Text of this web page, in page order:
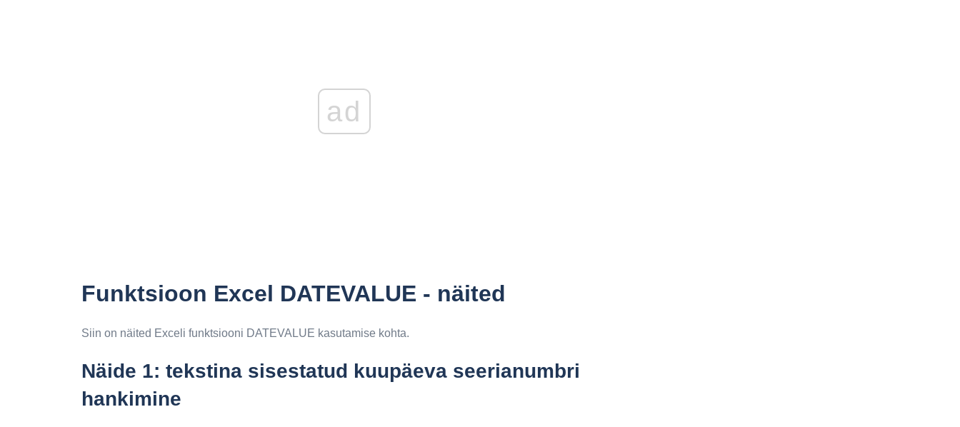
ad
Funktsioon Excel DATEVALUE - näited
Siin on näited Exceli funktsiooni DATEVALUE kasutamise kohta.
Näide 1: tekstina sisestatud kuupäeva seerianumbri
hankimine